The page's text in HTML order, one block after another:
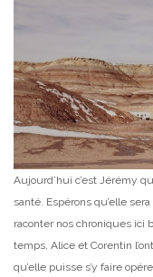
Aujourd’hui c’est Jérémy
santé. Espérons qu’elle
raconter nos chroniques ici
temps, Alice et Corentin
qu’elle puisse s’y faire